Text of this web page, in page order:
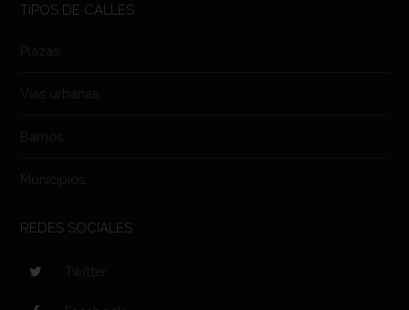
TIPOS DE CALLES
Plazas.
Vías urbanas.
Barrios.
Municipios.
REDES SOCIALES
Twitter